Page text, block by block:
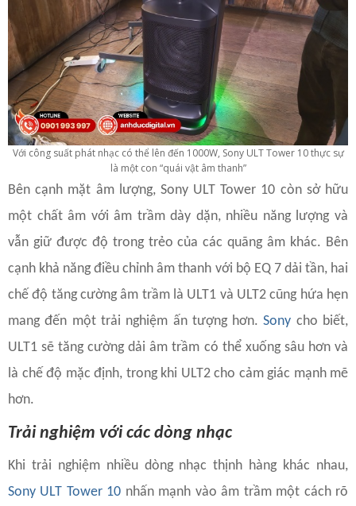
Với công suất phát nhạc có thể lên đến 1000W, Sony ULT Tower 10 thực sự
là một con “quái vật âm thanh”
Bên cạnh mặt âm lượng, Sony ULT Tower 10 còn sở hữu
một chất âm với âm trầm dày dặn, nhiều năng lượng và
vẫn giữ được độ trong trẻo của các quãng âm khác. Bên
cạnh khả năng điều chỉnh âm thanh với bộ EQ 7 dải tần, hai
chế độ tăng cường âm trầm là ULT1 và ULT2 cũng hứa hẹn
mang đến một trải nghiệm ấn tượng hơn.Sony cho biết,
ULT1 sẽ tăng cường dải âm trầm có thể xuống sâu hơn và
là chế độ mặc định, trong khi ULT2 cho cảm giác mạnh mẽ
hơn.
Trải nghiệm với các dòng nhạc
Khi trải nghiệm nhiều dòng nhạc thịnh hàng khác nhau,
Sony ULT Tower 10 nhấn mạnh vào âm trầm một cách rõ